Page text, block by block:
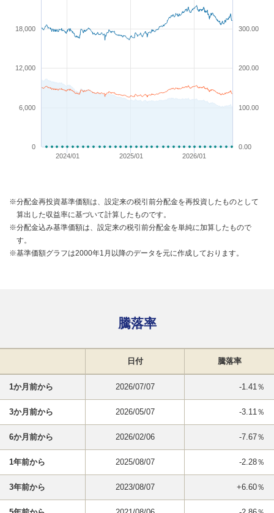
2024/01 2025/01 2026/01
0
6,000
12,000
18,000
0.00
100.00
200.00
300.00
※分配金再投資基準価額は、設定来の税引前分配金を再投資したものとして
算出した収益率に基づいて計算したものです。
※分配金込み基準価額は、設定来の税引前分配金を単純に加算したもので
す。
※基準価額グラフは2000年1月以降のデータを元に作成しております。
騰落率
日付 騰落率
1か月前から 2026/07/07 -1.41％
3か月前から 2026/05/07 -3.11％
6か月前から 2026/02/06 -7.67％
1年前から 2025/08/07 -2.28％
3年前から 2023/08/07 +6.60％